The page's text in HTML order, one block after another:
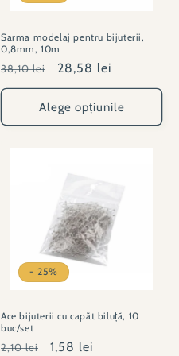
Sarma modelaj pentru bijuterii,
0,8mm, 10m
Preț
obișnuit
38,10 lei
Preț
redus
28,58 lei
Alege opțiunile
- 25%
Ace bijuterii cu capăt biluță, 10
buc/set
Preț
2,10 lei
Preț
1,58 lei